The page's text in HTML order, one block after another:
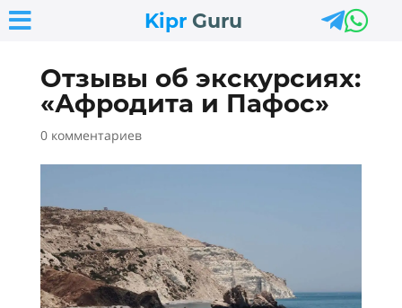
Kipr Guru
 
Отзывы об экскурсиях:
«Афродита и Пафос»
0 комментариев